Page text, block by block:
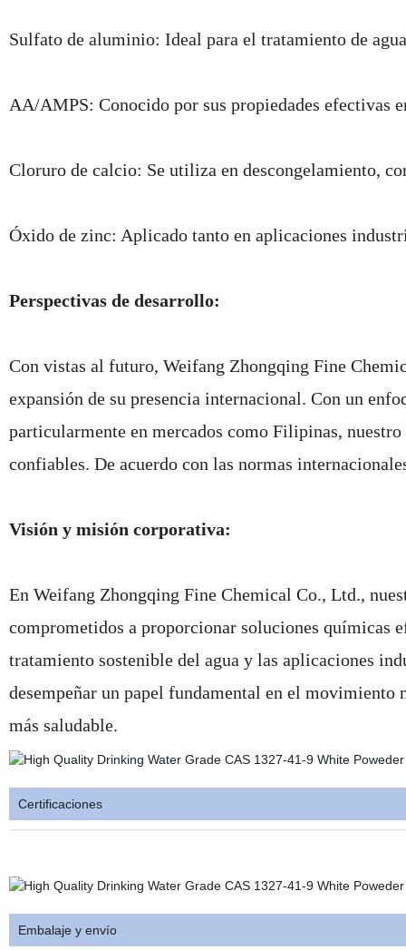
Sulfato de aluminio: Ideal para el tratamiento de
AA/AMPS: Conocido por sus propiedades efectivas
Cloruro de calcio: Se utiliza en descongelamiento,
Óxido de zinc: Aplicado tanto en aplicaciones
Perspectivas de desarrollo:
Con vistas al futuro, Weifang Zhongqing Fine
expansión de su presencia internacional. Con un
particularmente en mercados como Filipinas,
confiables. De acuerdo con las normas
Visión y misión corporativa:
En Weifang Zhongqing Fine Chemical Co., Ltd.,
comprometidos a proporcionar soluciones químicas
tratamiento sostenible del agua y las aplicaciones
desempeñar un papel fundamental en el
más saludable.
Certificaciones
Embalaje y envío